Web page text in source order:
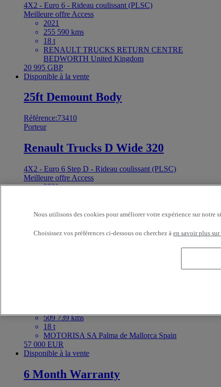
4X2 - Euro 6 - Rideau coulissant (PLSC)
Meilleure offre Access
2021
255 590 kms
18 t
RENAULT TRUCKS RETURN CENTRE
BEDWORTH United Kingdom
20 995 GBP
Disponible à la vente
25ft Demount Body
Référence:73410
Porteur
Renault Trucks D Wide 320
4X2 - Euro 6 Step D - Rideau coulissant (PLSC)
Meilleure offre Access
2021
RENAULT TRUCKS RETURN CENTRE
20 995 GBP
509 739 kms
18 t
MOTORISA SA Palma de Mallorca Spain
57 000 EUR
Disponible à la vente
6 Month Warranty
Nous utilisons des cookies pour améliorer votre expérience sur notre
Choisissez vos préférences ci-dessous ou cherchez à en savoir plus